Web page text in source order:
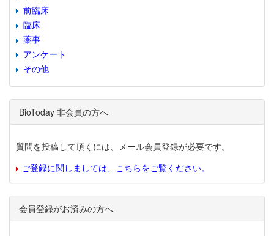
前臨床
臨床
薬事
アンケート
その他
BioToday 非会員の方へ
質問を投稿して頂くには、メール会員登録が必要です。
ご登録に関しましては、こちらをご覧ください。
会員登録がお済みの方へ